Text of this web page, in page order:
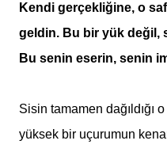
Kendi gerçekliğine, o
geldin. Bu bir yük değil,
Bu senin eserin, senin
Sisin tamamen dağıldığı
yüksek bir uçurumun